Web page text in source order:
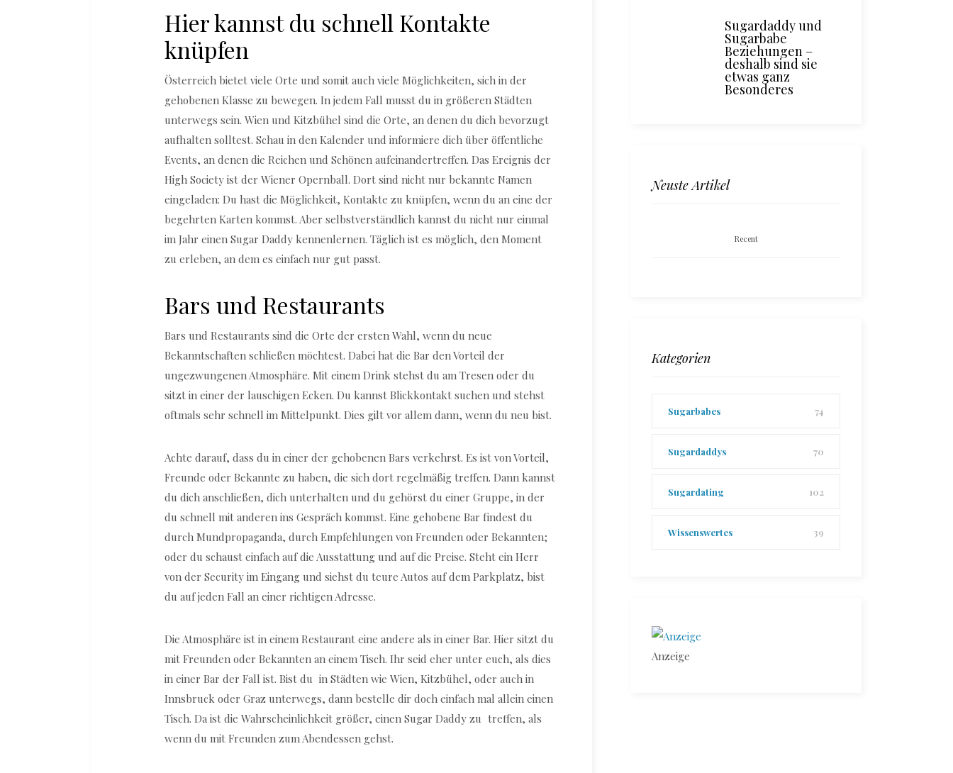
Hier kannst du schnell Kontakte
knüpfen
Österreich bietet viele Orte und somit auch viele Möglichkeiten, sich in der
gehobenen Klasse zu bewegen. In jedem Fall musst du in größeren Städten
unterwegs sein. Wien und Kitzbühel sind die Orte, an denen du dich bevorzugt
aufhalten solltest. Schau in den Kalender und informiere dich über öffentliche
Events, an denen die Reichen und Schönen aufeinandertreffen. Das Ereignis der
High Society ist der Wiener Opernball. Dort sind nicht nur bekannte Namen
eingeladen: Du hast die Möglichkeit, Kontakte zu knüpfen, wenn du an eine der
begehrten Karten kommst. Aber selbstverständlich kannst du nicht nur einmal
im Jahr einen Sugar Daddy kennenlernen. Täglich ist es möglich, den Moment
zu erleben, an dem es einfach nur gut passt.
Bars und Restaurants
Bars und Restaurants sind die Orte der ersten Wahl, wenn du neue
Bekanntschaften schließen möchtest. Dabei hat die Bar den Vorteil der
ungezwungenen Atmosphäre. Mit einem Drink stehst du am Tresen oder du
sitzt in einer der lauschigen Ecken. Du kannst Blickkontakt suchen und stehst
oftmals sehr schnell im Mittelpunkt. Dies gilt vor allem dann, wenn du neu bist.
Achte darauf, dass du in einer der gehobenen Bars verkehrst. Es ist von Vorteil,
Freunde oder Bekannte zu haben, die sich dort regelmäßig treffen. Dann kannst
du dich anschließen, dich unterhalten und du gehörst du einer Gruppe, in der
du schnell mit anderen ins Gespräch kommst. Eine gehobene Bar findest du
durch Mundpropaganda, durch Empfehlungen von Freunden oder Bekannten;
oder du schaust einfach auf die Ausstattung und auf die Preise. Steht ein Herr
von der Security im Eingang und siehst du teure Autos auf dem Parkplatz, bist
du auf jeden Fall an einer richtigen Adresse.
Die Atmosphäre ist in einem Restaurant eine andere als in einer Bar. Hier sitzt du
mit Freunden oder Bekannten an einem Tisch. Ihr seid eher unter euch, als dies
in einer Bar der Fall ist. Bist du in Städten wie Wien, Kitzbühel, oder auch in
Innsbruck oder Graz unterwegs, dann bestelle dir doch einfach mal allein einen
Tisch. Da ist die Wahrscheinlichkeit größer, einen Sugar Daddy zu treffen, als
wenn du mit Freunden zum Abendessen gehst.
Sugardaddy und
Sugarbabe
Beziehungen –
deshalb sind sie
etwas ganz
Besonderes
Neuste Artikel
Recent
Kategorien
Sugarbabes 74
Sugardaddys 70
Sugardating 102
Wissenswertes 39
Anzeige